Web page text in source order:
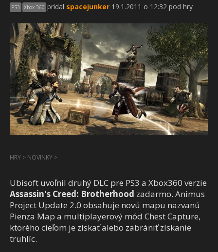
PS3 Xbox 360 pridal spacejunker 19.1.2011 o 12:32 pod hry
HRY > NOVINKY >
Ubisoft uvoľnil druhý DLC pre PS3 a Xbox360 verzie
Assassin's Creed: Brotherhood zadarmo. Animus
Project Update 2.0 obsahuje novú mapu nazvanú
Pienza Map a multiplayerový mód Chest Capture,
ktorého cieľom je získať alebo zabrániť získanie
truhlíc.